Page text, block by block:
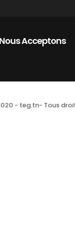
Nous Acceptons
- teg.tn- Tous